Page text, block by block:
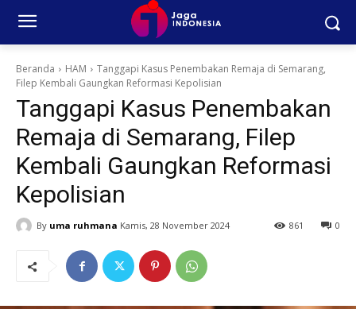
Beranda HAM
Tanggapi Kasus Penembakan Remaja di Semarang,
Filep Kembali Gaungkan Reformasi Kepolisian
Tanggapi Kasus Penembakan
Remaja di Semarang, Filep
Kembali Gaungkan Reformasi
Kepolisian
By uma ruhmana Kamis, 28 November 2024 0
861